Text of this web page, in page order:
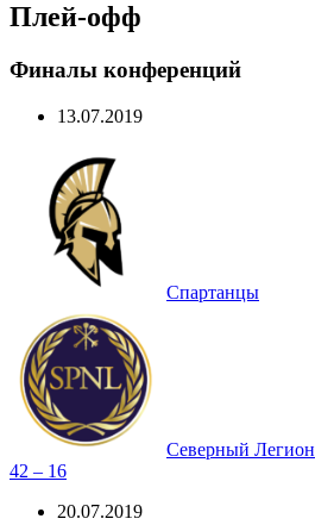
Плей-офф
Финалы конференций
13.07.2019
Спартанцы
Северный Легион
42 – 16
20.07.2019